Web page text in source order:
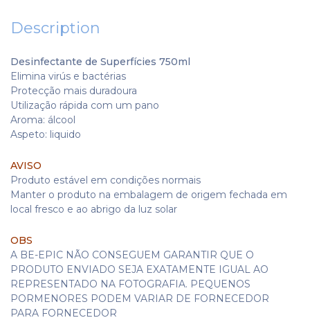
Description
Desinfectante de Superfícies 750ml
Elimina virús e bactérias
Protecção mais duradoura
Utilização rápida com um pano
Aroma: álcool
Aspeto: liquido
AVISO
Produto estável em condições normais
Manter o produto na embalagem de origem fechada em
local fresco e ao abrigo da luz solar
OBS
A BE-EPIC NÃO CONSEGUEM GARANTIR QUE O
PRODUTO ENVIADO SEJA EXATAMENTE IGUAL AO
REPRESENTADO NA FOTOGRAFIA. PEQUENOS
PORMENORES PODEM VARIAR DE FORNECEDOR
PARA FORNECEDOR